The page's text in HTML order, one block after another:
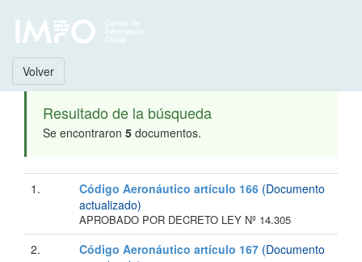
Volver
Resultado de la búsqueda
Se encontraron 5 documentos.
1. Código Aeronáutico artículo 166 (Documento
actualizado)
APROBADO POR DECRETO LEY Nº 14.305
2. Código Aeronáutico artículo 167 (Documento